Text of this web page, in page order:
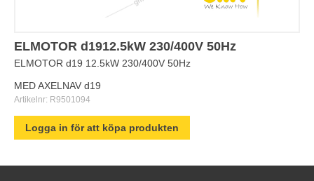
ELMOTOR d1912.5kW 230/400V 50Hz
ELMOTOR d19 12.5kW 230/400V 50Hz
MED AXELNAV d19
Artikelnr: R9501094
Logga in för att köpa produkten